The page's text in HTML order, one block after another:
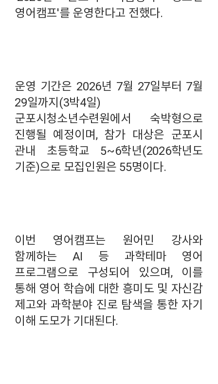
영어캠프'를 운영한다고 전했다.
운영 기간은 2026년 7월 27일부터 7월
29일까지(3박4일)
군포시청소년수련원에서 숙박형으로
진행될 예정이며, 참가 대상은 군포시
관내 초등학교 5~6학년(2026학년도
기준)으로 모집인원은 55명이다.
이번 영어캠프는 원어민 강사와
함께하는 AI 등 과학테마 영어
프로그램으로 구성되어 있으며, 이를
통해 영어 학습에 대한 흥미도 및 자신감
제고와 과학분야 진로 탐색을 통한 자기
이해 도모가 기대된다.